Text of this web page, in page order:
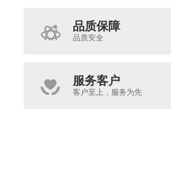
品质保障
品质安全
服务客户
客户至上，服务为先